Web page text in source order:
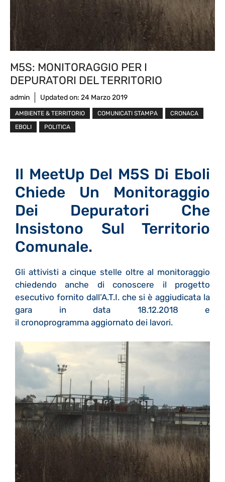
M5S: MONITORAGGIO PER I
DEPURATORI DEL TERRITORIO
admin Updated on: 24 Marzo 2019
AMBIENTE & TERRITORIO COMUNICATI STAMPA
CRONACA
EBOLI
POLITICA
Il MeetUp Del M5S Di Eboli
Chiede Un Monitoraggio
Dei Depuratori Che
Insistono Sul Territorio
Comunale.
Gli attivisti a cinque stelle oltre al monitoraggio
chiedendo anche di conoscere il progetto
esecutivo fornito dall’A.T.I. che si è aggiudicata la
gara in data 18.12.2018 e
il cronoprogramma aggiornato dei lavori.